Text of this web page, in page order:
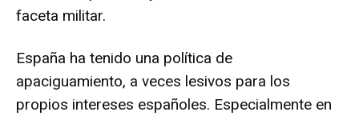
faceta militar.
España ha tenido una política de
apaciguamiento, a veces lesivos para los
propios intereses españoles. Especialmente en